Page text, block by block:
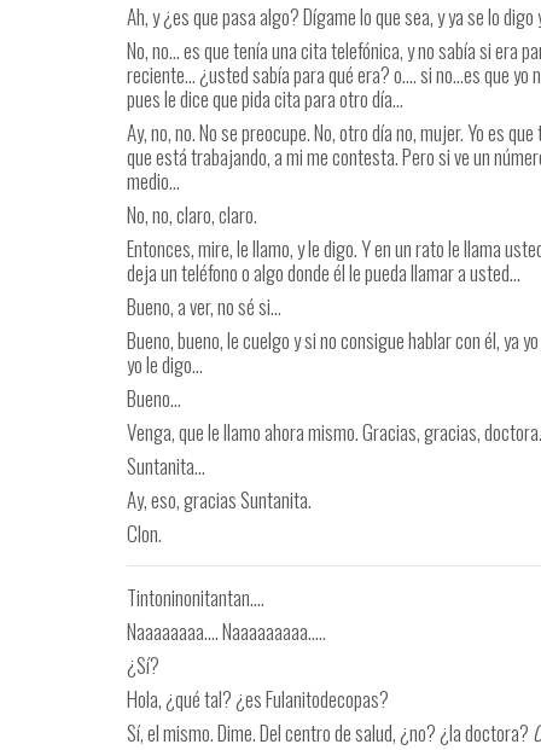
Ah, y ¿es que pasa algo? Dígame lo que sea, y ya se lo digo
No, no… es que tenía una cita telefónica, y no sabía si era
reciente… ¿usted sabía para qué era? o…. si no…es que
pues le dice que pida cita para otro día…
Ay, no, no. No se preocupe. No, otro día no, mujer. Yo es
que está trabajando, a mi me contesta. Pero si ve un
medio…
No, no, claro, claro.
Entonces, mire, le llamo, y le digo. Y en un rato le llama
deja un teléfono o algo donde él le pueda llamar a usted…
Bueno, a ver, no sé si…
Bueno, bueno, le cuelgo y si no consigue hablar con él, ya
yo le digo…
Bueno…
Venga, que le llamo ahora mismo. Gracias, gracias,
Suntanita…
Ay, eso, gracias Suntanita.
Clon.
Tintoninonitantan….
Naaaaaaaa…. Naaaaaaaaa…..
¿Sí?
Hola, ¿qué tal? ¿es Fulanitodecopas?
Sí, el mismo. Dime. Del centro de salud, ¿no? ¿la doctora?